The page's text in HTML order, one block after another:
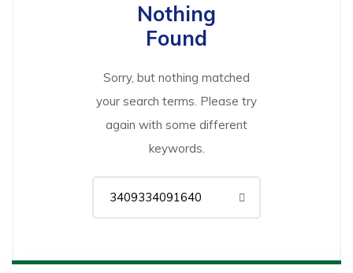
Nothing
Found
Sorry, but nothing matched
your search terms. Please try
again with some different
keywords.